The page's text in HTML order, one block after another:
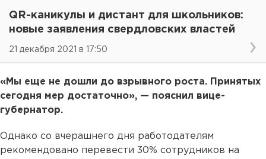
QR-каникулы и дистант для школьников:
новые заявления свердловских властей
21 декабря 2021 в 17:50
«Мы еще не дошли до взрывного роста. Принятых
сегодня мер достаточно», — пояснил вице-
губернатор.
Однако со вчерашнего дня работодателям
рекомендовано перевести 30% сотрудников на